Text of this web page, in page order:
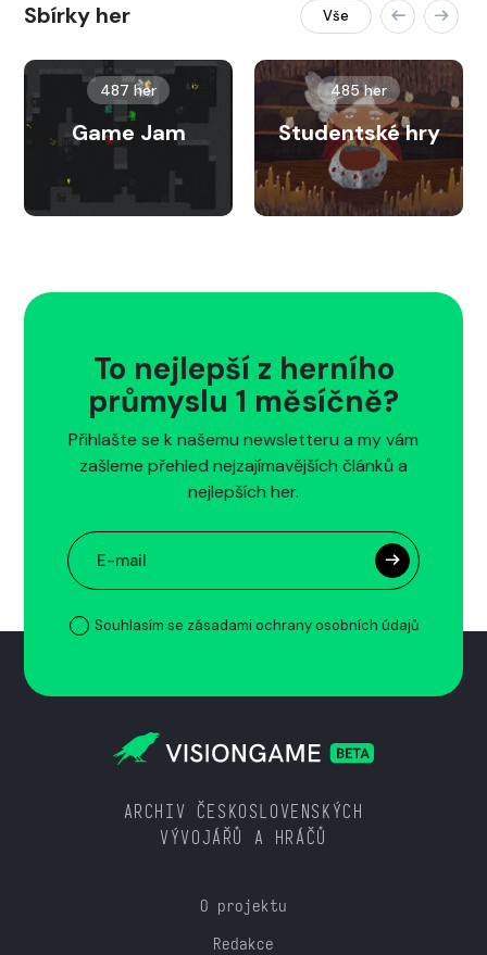
Sbírky her Vše
487 her
Game Jam
485 her
Studentské hry
To nejlepší z herního
průmyslu 1 měsíčně?
Přihlašte se k našemu newsletteru a my vám
zašleme přehled nejzajímavějších článků a
nejlepších her.
Souhlasím se zásadami ochrany osobních údajů
ARCHIV ČESKOSLOVENSKÝCH
VÝVOJÁŘŮ A HRÁČŮ
O projektu
Redakce